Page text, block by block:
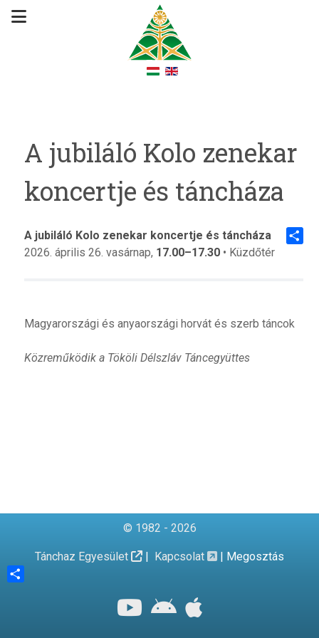
A jubiláló Kolo zenekar
koncertje és táncháza
A jubiláló Kolo zenekar koncertje és táncháza
2026. április 26. vasárnap, 17.00–17.30 • Küzdőtér
Magyarországi és anyaországi horvát és szerb táncok
Közreműködik a Tököli Délszláv Táncegyüttes
© 1982 - 2026
Tánchaz Egyesület | Kapcsolat | Megosztás